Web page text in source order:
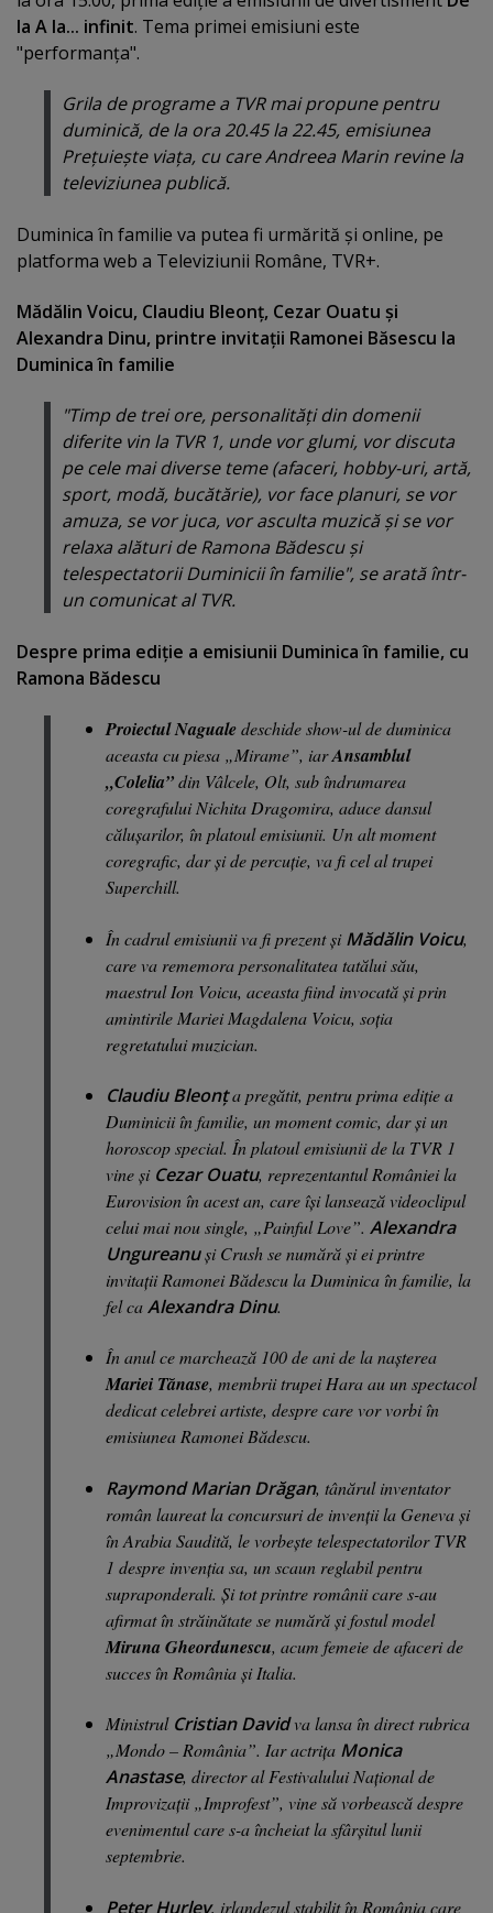
la A la... infinit. Tema primei emisiuni este
"performanţa".
Grila de programe a TVR mai propune pentru
duminică, de la ora 20.45 la 22.45, emisiunea
Preţuieşte viaţa, cu care Andreea Marin revine la
televiziunea publică.
Duminica în familie va putea fi urmărită şi online, pe
platforma web a Televiziunii Române, TVR+.
Mădălin Voicu, Claudiu Bleonţ, Cezar Ouatu şi
Alexandra Dinu, printre invitaţii Ramonei Băsescu la
Duminica în familie
"Timp de trei ore, personalităţi din domenii
diferite vin la TVR 1, unde vor glumi, vor discuta
pe cele mai diverse teme (afaceri, hobby-uri, artă,
sport, modă, bucătărie), vor face planuri, se vor
amuza, se vor juca, vor asculta muzică şi se vor
relaxa alături de Ramona Bădescu şi
telespectatorii Duminicii în familie", se arată într-
un comunicat al TVR.
Despre prima ediţie a emisiunii Duminica în familie, cu
Ramona Bădescu
Proiectul Nagualedeschide show-ul de duminica
aceasta cu piesa „Mirame”, iarAnsamblul
„Colelia”din Vâlcele, Olt, sub îndrumarea
coregrafului Nichita Dragomira, aduce dansul
căluşarilor, în platoul emisiunii. Un alt moment
coregrafic, dar şi de percuţie, va fi cel al trupei
Superchill.
În cadrul emisiunii va fi prezent şiMădălin Voicu,
care va rememora personalitatea tatălui său,
maestrul Ion Voicu, aceasta fiind invocată şi prin
amintirile Mariei Magdalena Voicu, soţia
regretatului muzician.
Claudiu Bleonţa pregătit, pentru prima ediţie a
Duminicii în familie, un moment comic, dar şi un
horoscop special. În platoul emisiunii de la TVR 1
vine şiCezar Ouatu, reprezentantul României la
Eurovision în acest an, care îşi lansează videoclipul
celui mai nou single, „Painful Love”. Alexandra
Ungureanuşi Crush se numără şi ei printre
invitaţii Ramonei Bădescu la Duminica în familie, la
fel caAlexandra Dinu.
În anul ce marchează 100 de ani de la naşterea
Mariei Tănase, membrii trupei Hara au un spectacol
dedicat celebrei artiste, despre care vor vorbi în
emisiunea Ramonei Bădescu.
Raymond Marian Drăgan, tânărul inventator
român laureat la concursuri de invenţii la Geneva şi
în Arabia Saudită, le vorbeşte telespectatorilor TVR
1 despre invenţia sa, un scaun reglabil pentru
supraponderali. Şi tot printre românii care s-au
afirmat în străinătate se numără şi fostul model
Miruna Gheordunescu, acum femeie de afaceri de
succes în România şi Italia.
MinistrulCristian Davidva lansa în direct rubrica
„Mondo – România”. Iar actriţa Monica
Anastase, director al Festivalului Naţional de
Improvizaţii „Improfest”, vine să vorbească despre
evenimentul care s-a încheiat la sfârşitul lunii
septembrie.
Peter Hurley, irlandezul stabilit în România care